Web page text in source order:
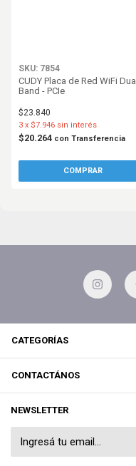
SKU: 7854
CUDY Placa de Red WiFi Dual
Band - PCIe
$23.840
$20.264 con Transferencia
3 x $7.946 sin interés
CATEGORÍAS
CONTACTÁNOS
NEWSLETTER